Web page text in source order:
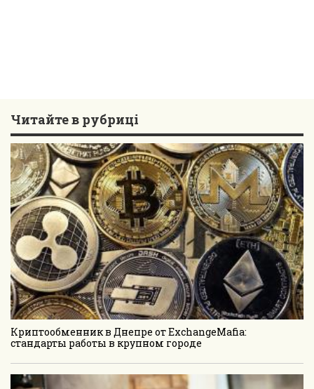
Читайте в рубриці
Криптообменник в Днепре от ExchangeMafia:
стандарты работы в крупном городе